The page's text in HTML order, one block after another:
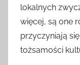
lokalnych
więcej, są one
przyczyniają
tożsamości